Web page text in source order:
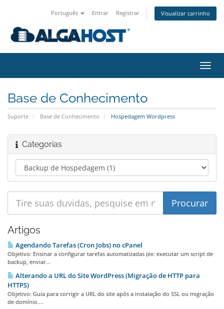
Português Entrar Registrar Visualizar carrinho
Base de Conhecimento
Suporte Base de Conhecimento Hospedagem Wordpress
Categorias
Artigos
Agendando Tarefas (Cron Jobs) no cPanel
Objetivo: Ensinar a configurar tarefas automatizadas (ex: executar um script de
backup, enviar...
Alterando a URL do Site WordPress (Migração de HTTP para
HTTPS)
Objetivo: Guia para corrigir a URL do site após a instalação do SSL ou migração
de domínio....